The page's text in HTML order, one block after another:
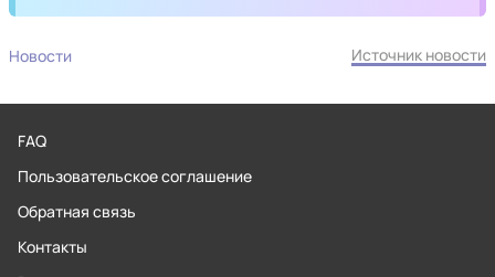
Новости Источник новости
FAQ
Пользовательское соглашение
Обратная связь
Контакты